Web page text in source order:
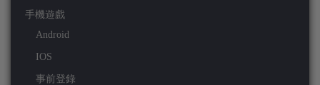
手機遊戲
Android
IOS
事前登錄